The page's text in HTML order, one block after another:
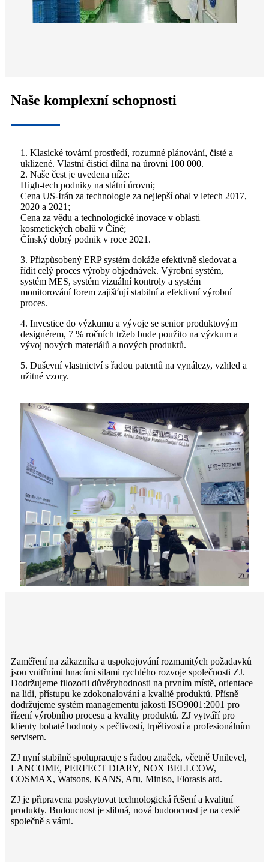
Naše komplexní schopnosti
1. Klasické tovární prostředí, rozumné plánování, čisté a
uklizené. Vlastní čisticí dílna na úrovni 100 000.
2. Naše čest je uvedena níže:
High-tech podniky na státní úrovni;
Cena US-Írán za technologie za nejlepší obal v letech 2017,
2020 a 2021;
Cena za vědu a technologické inovace v oblasti
kosmetických obalů v Číně;
Čínský dobrý podnik v roce 2021.
3. Přizpůsobený ERP systém dokáže efektivně sledovat a
řídit celý proces výroby objednávek. Výrobní systém,
systém MES, systém vizuální kontroly a systém
monitorování forem zajišťují stabilní a efektivní výrobní
proces.
4. Investice do výzkumu a vývoje se senior produktovým
designérem, 7 % ročních tržeb bude použito na výzkum a
vývoj nových materiálů a nových produktů.
5. Duševní vlastnictví s řadou patentů na vynálezy, vzhled a
užitné vzory.
Zaměření na zákazníka a uspokojování rozmanitých požadavků
jsou vnitřními hnacími silami rychlého rozvoje společnosti ZJ.
Dodržujeme filozofii důvěryhodnosti na prvním místě, orientace
na lidi, přístupu ke zdokonalování a kvalitě produktů. Přísně
dodržujeme systém managementu jakosti ISO9001:2001 pro
řízení výrobního procesu a kvality produktů. ZJ vytváří pro
klienty bohaté hodnoty s pečlivostí, trpělivostí a profesionálním
servisem.
ZJ nyní stabilně spolupracuje s řadou značek, včetně Unilevel,
LANCOME, PERFECT DIARY, NOX BELLCOW,
COSMAX, Watsons, KANS, Afu, Miniso, Florasis atd.
ZJ je připravena poskytovat technologická řešení a kvalitní
produkty. Budoucnost je slibná, nová budoucnost je na cestě
společně s vámi.